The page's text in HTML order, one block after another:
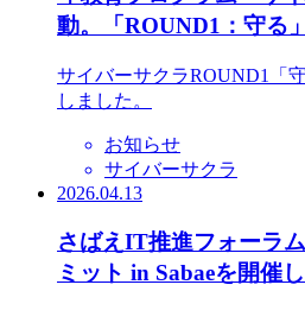
動。「ROUND1：守る
サイバーサクラROUND1「
しました。
お知らせ
サイバーサクラ
2026.04.13
さばえIT推進フォーラ
ミット in Sabaeを開催し